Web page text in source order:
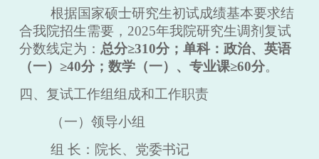
根据国家硕士研究生初试成绩基本要求结
合我院招生需要， 2025年我院研究生调剂复试
分数线定为： 总分≥310分；单科：政治、英语
（一）≥40分；数学（一）、专业课≥60分。
四、复试工作组组成和工作职责
（一）领导小组
组 长：院长、党委书记